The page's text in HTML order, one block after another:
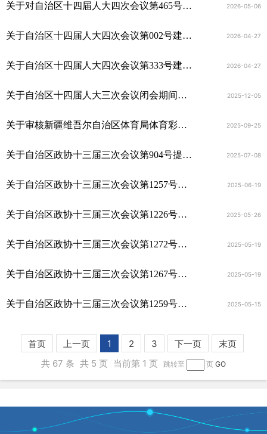
关于对自治区十四届人大四次会议第465号建议的答复 2026-05-06
关于自治区十四届人大四次会议第002号建议的答复 2026-04-27
关于自治区十四届人大四次会议第333号建议的答复 2026-04-27
关于自治区十四届人大三次会议闭会期间第006号建议的答复 2025-12-05
关于审核新疆维吾尔自治区体育局体育彩票管理中心购买信息化服务的函 2025-09-25
关于自治区政协十三届三次会议第904号提案的答复 2025-07-08
关于自治区政协十三届三次会议第1257号提案的答复 2025-06-19
关于自治区政协十三届三次会议第1226号提案的答复 2025-05-26
关于自治区政协十三届三次会议第1272号提案的答复 2025-05-19
关于自治区政协十三届三次会议第1267号提案的答复 2025-05-19
关于自治区政协十三届三次会议第1259号提案的答复 2025-05-15
首页 上一页 1 2 3 下一页
末页
共 67 条 共 5 页 当前第 1 页 跳转至 页 GO